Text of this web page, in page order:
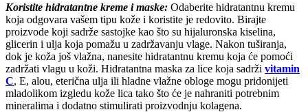
Koristite hidratantne kreme i maske: Odaberite hidratantnu kremu
koja odgovara vašem tipu kože i koristite je redovito. Birajte
proizvode koji sadrže sastojke kao što su hijaluronska kiselina,
glicerin i ulja koja pomažu u zadržavanju vlage. Nakon tuširanja,
dok je koža još vlažna, nanesite hidratantnu kremu koja će pomoći
zadržati vlagu u koži. Hidratantna maska ​​za lice koja sadrži vitamin
C, E, alou, eterična ulja ili hladne vlažne obloge mogu pridonijeti
mladolikom izgledu kože lica tako što će je nahraniti potrebnim
mineralima i dodatno stimulirati proizvodnju kolagena.